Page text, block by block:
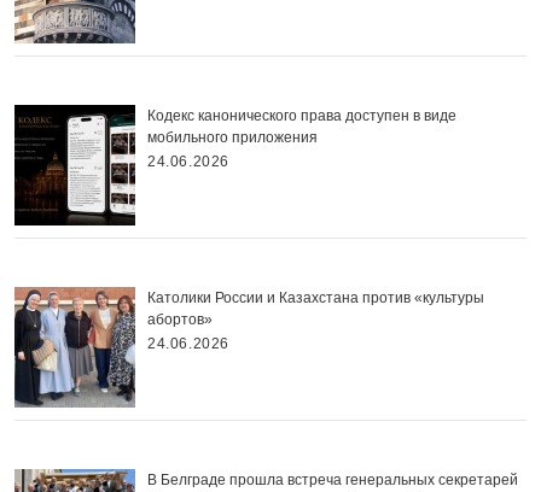
Кодекс канонического права доступен в виде
мобильного приложения
24.06.2026
Католики России и Казахстана против «культуры
абортов»
24.06.2026
В Белграде прошла встреча генеральных секретарей